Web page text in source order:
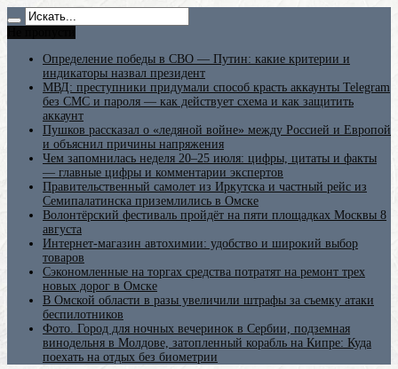
Определение победы в СВО — Путин: какие критерии и
индикаторы назвал президент
МВД: преступники придумали способ красть аккаунты Telegram
без СМС и пароля — как действует схема и как защитить
аккаунт
Пушков рассказал о «ледяной войне» между Россией и Европой
и объяснил причины напряжения
Чем запомнилась неделя 20–25 июля: цифры, цитаты и факты
— главные цифры и комментарии экспертов
Правительственный самолет из Иркутска и частный рейс из
Семипалатинска приземлились в Омске
Волонтёрский фестиваль пройдёт на пяти площадках Москвы 8
августа
Интернет-магазин автохимии: удобство и широкий выбор
товаров
Сэкономленные на торгах средства потратят на ремонт трех
новых дорог в Омске
В Омской области в разы увеличили штрафы за съемку атаки
беспилотников
Фото. Город для ночных вечеринок в Сербии, подземная
винодельня в Молдове, затопленный корабль на Кипре: Куда
поехать на отдых без биометрии